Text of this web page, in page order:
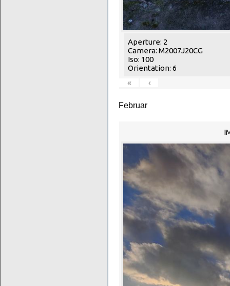
Aperture: 2
Camera: M2007J20CG
Iso: 100
Orientation: 6
«
‹
Februar